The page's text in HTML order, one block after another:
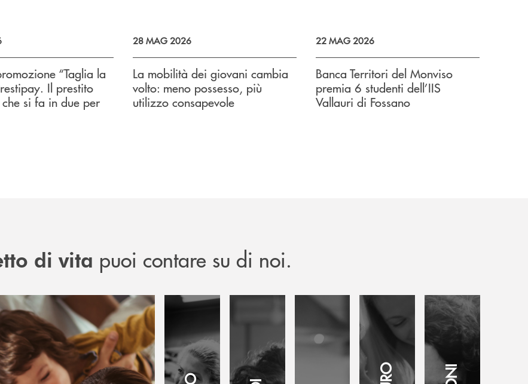
“Taglia la
Il prestito
si fa in due per
28 MAG 2026
La mobilità dei giovani cambia
volto: meno possesso, più
utilizzo consapevole
22 MAG 2026
Banca Territori del Monviso
premia 6 studenti dell’IIS
Vallauri di Fossano
di vita puoi contare su di noi.